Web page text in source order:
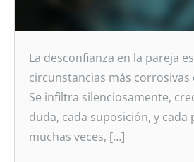
La desconfianza en la pareja
circunstancias más corrosivas
Se infiltra silenciosamente,
duda, cada suposición, y cada
muchas veces, […]